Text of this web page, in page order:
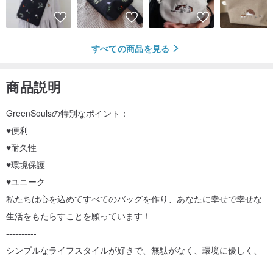
すべての商品を見る
商品説明
GreenSoulsの特別なポイント：
♥便利
♥耐久性
♥環境保護
♥ユニーク
私たちは心を込めてすべてのバッグを作り、あなたに幸せで幸せな
生活をもたらすことを願っています！
----------
シンプルなライフスタイルが好きで、無駄がなく、環境に優しく、